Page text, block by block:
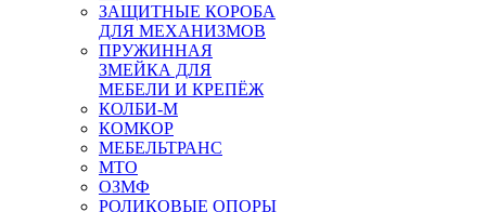
ЗАЩИТНЫЕ КОРОБА
ДЛЯ МЕХАНИЗМОВ
ПРУЖИННАЯ
ЗМЕЙКА ДЛЯ
МЕБЕЛИ И КРЕПЁЖ
КОЛБИ-М
КОМКОР
МЕБЕЛЬТРАНС
MTO
ОЗМФ
РОЛИКОВЫЕ ОПОРЫ